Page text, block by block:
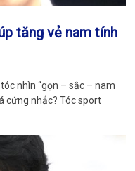
tăng vẻ nam tính
nhìn “gọn – sắc – nam
cứng nhắc? Tóc sport